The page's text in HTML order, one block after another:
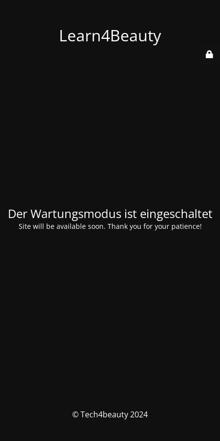
Learn4Beauty
Der Wartungsmodus ist eingeschaltet
Site will be available soon. Thank you for your patience!
© Tech4beauty 2024